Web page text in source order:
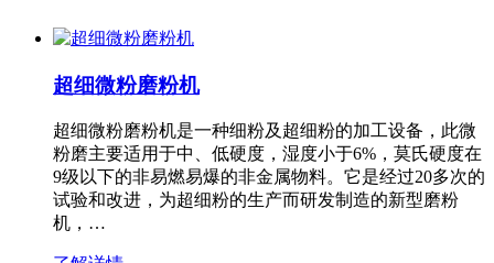
超细微粉磨粉机
超细微粉磨粉机是一种细粉及超细粉的加工设备，此微
粉磨主要适用于中、低硬度，湿度小于6%，莫氏硬度在
9级以下的非易燃易爆的非金属物料。它是经过20多次的
试验和改进，为超细粉的生产而研发制造的新型磨粉
机，…